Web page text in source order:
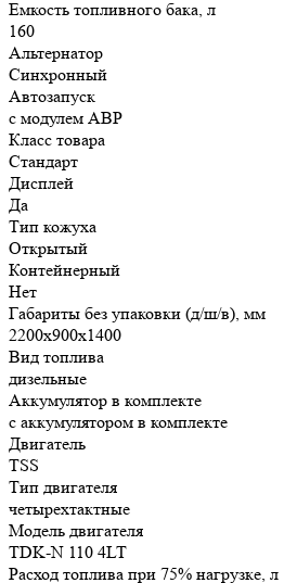
Емкость топливного бака, л
160
Альтернатор
Синхронный
Автозапуск
с модулем АВР
Класс товара
Стандарт
Дисплей
Да
Тип кожуха
Открытый
Контейнерный
Нет
Габариты без упаковки (д/ш/в), мм
2200x900x1400
Вид топлива
дизельные
Аккумулятор в комплекте
с аккумулятором в комплекте
Двигатель
TSS
Тип двигателя
четырехтактные
Модель двигателя
TDK-N 110 4LT
Расход топлива при 75% нагрузке, л